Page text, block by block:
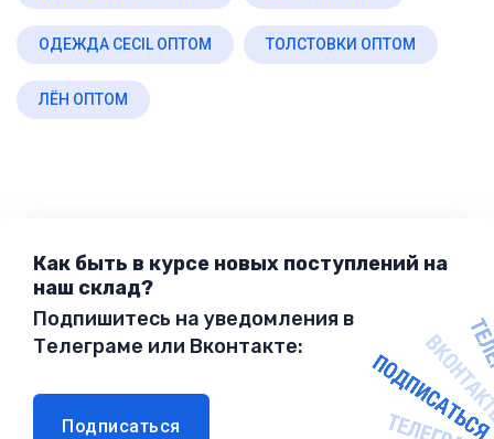
ОДЕЖДА CECIL ОПТОМ ТОЛСТОВКИ ОПТОМ
ЛЁН ОПТОМ
Как быть в курсе новых поступлений на
наш склад?
Подпишитесь на уведомления в
Телеграме или Вконтакте:
Подписаться